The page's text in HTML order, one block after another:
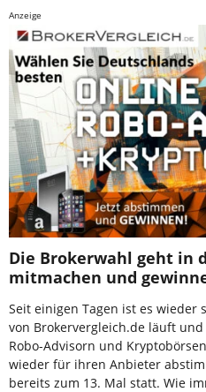
Anzeige
Die Brokerwahl geht in
mitmachen und
Seit einigen Tagen ist es wieder
von Brokervergleich.de läuft
Robo-Advisorn und
wieder für ihren Anbieter
bereits zum 13. Mal statt. Wie